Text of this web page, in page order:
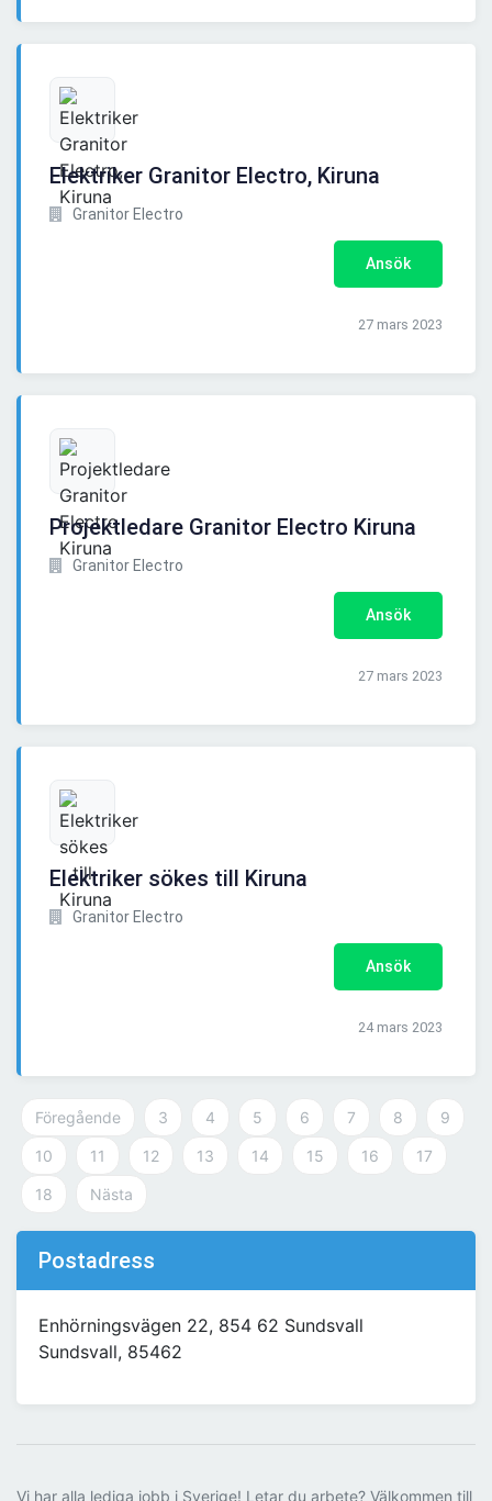
Elektriker Granitor Electro, Kiruna
Granitor Electro
Ansök
27 mars 2023
Projektledare Granitor Electro Kiruna
Granitor Electro
Ansök
27 mars 2023
Elektriker sökes till Kiruna
Granitor Electro
Ansök
24 mars 2023
Föregående 3 4 5 6 7 8 9
10 11 12 13 14 15 16 17
18 Nästa
Postadress
Enhörningsvägen 22, 854 62 Sundsvall
Sundsvall, 85462
Vi har alla lediga jobb i Sverige! Letar du arbete? Välkommen till